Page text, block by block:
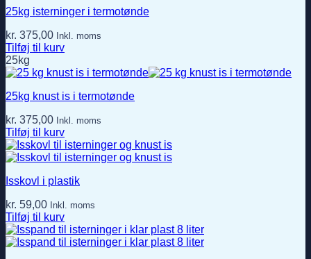
25kg isterninger i termotønde
kr. 375,00 Inkl. moms
Tilføj til kurv
25kg
25kg knust is i termotønde
kr. 375,00 Inkl. moms
Tilføj til kurv
Isskovl i plastik
kr. 59,00 Inkl. moms
Tilføj til kurv